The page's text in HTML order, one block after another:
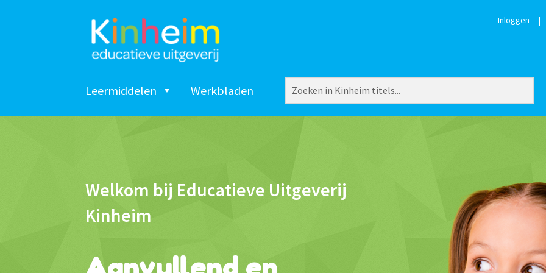
Ga
door
naar
Ga
naar
de
Inloggen |
Leermiddelen Werkbladen
Welkom bij Educatieve Uitgeverij
Kinheim